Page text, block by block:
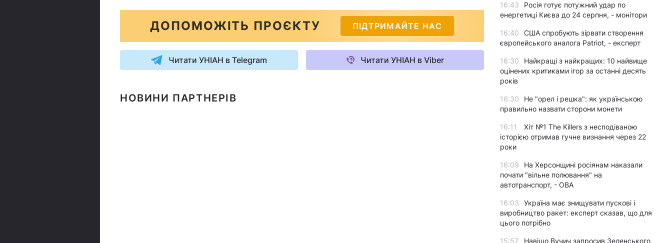
ДОПОМОЖІТЬ ПРОЄКТУ ПІДТРИМАЙТЕ НАС
Читати УНІАН в Telegram Читати УНІАН в Viber
НОВИНИ ПАРТНЕРІВ
16:43
Росія готує потужний удар по
енергетиці Києва до 24 серпня, - монітори
16:40
США спробують зірвати створення
європейського аналога Patriot, - експерт
16:30
Найкращі з найкращих: 10 найвище
оцінених критиками ігор за останні десять
років
16:30
Не "орел і решка": як українською
правильно назвати сторони монети
16:11
Хіт №1 The Killers з несподіваною
історією отримав гучне визнання через 22
роки
16:09
На Херсонщині росіянам наказали
почати "вільне полювання" на
автотранспорт, - ОВА
16:03
Україна має знищувати пускові і
виробництво ракет: експерт сказав, що для
цього потрібно
15:57 Навіщо Вучич запросив Зеленського